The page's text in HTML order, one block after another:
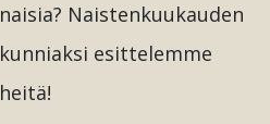
naisia? Naistenkuukauden
kunniaksi esittelemme
heitä!